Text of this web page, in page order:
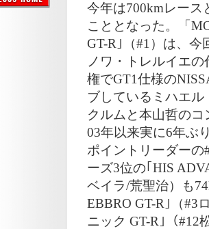
今年は700kmレース
こととなった。「
GT-R｣（#1）は、今
ノワ・トレルイエ
権でGT1仕様の
ブしているミハエ
クルムと本山哲の
03年以来実に6年ぶ
ポイントリーダーの
ーズ3位の｢HIS
ベイラ/荒聖治）も
EBBRO GT-R｣（#3
ニック GT-R｣（#12